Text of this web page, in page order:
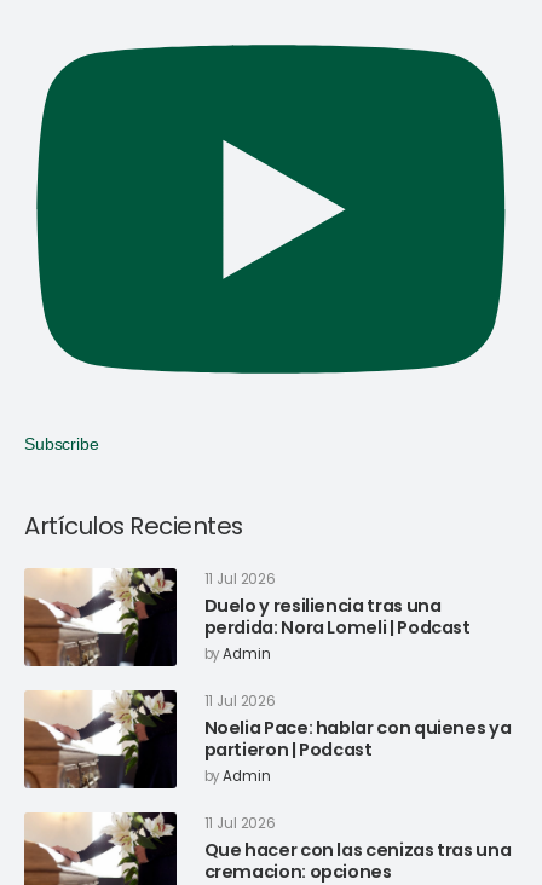
Subscribe
Artículos Recientes
11 Jul 2026
Duelo y resiliencia tras una
perdida: Nora Lomeli | Podcast
byAdmin
11 Jul 2026
Noelia Pace: hablar con quienes ya
partieron | Podcast
byAdmin
11 Jul 2026
Que hacer con las cenizas tras una
cremacion: opciones